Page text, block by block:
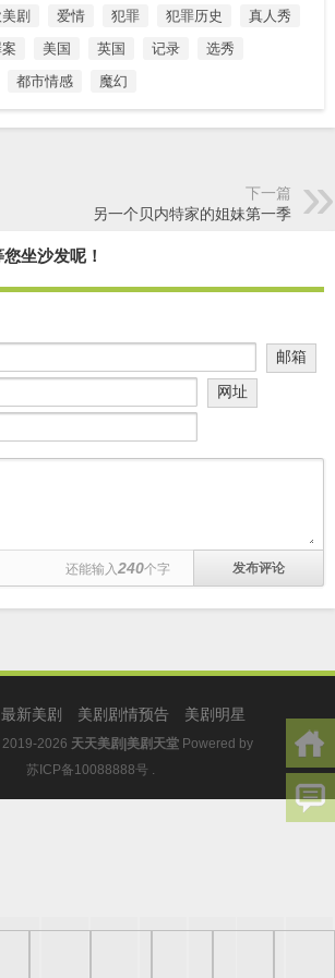
剧 爱情 犯罪 犯罪历史
真人秀
美国 英国 记录
选秀
都市情感 魔幻
下一篇
另一个贝内特家的姐妹第一季
坐沙发呢！
邮箱
网址
还能输入240个字
最新美剧 美剧剧情预告 美剧明星
2026 天天美剧|美剧天堂 Powered by
苏ICP备10088888号